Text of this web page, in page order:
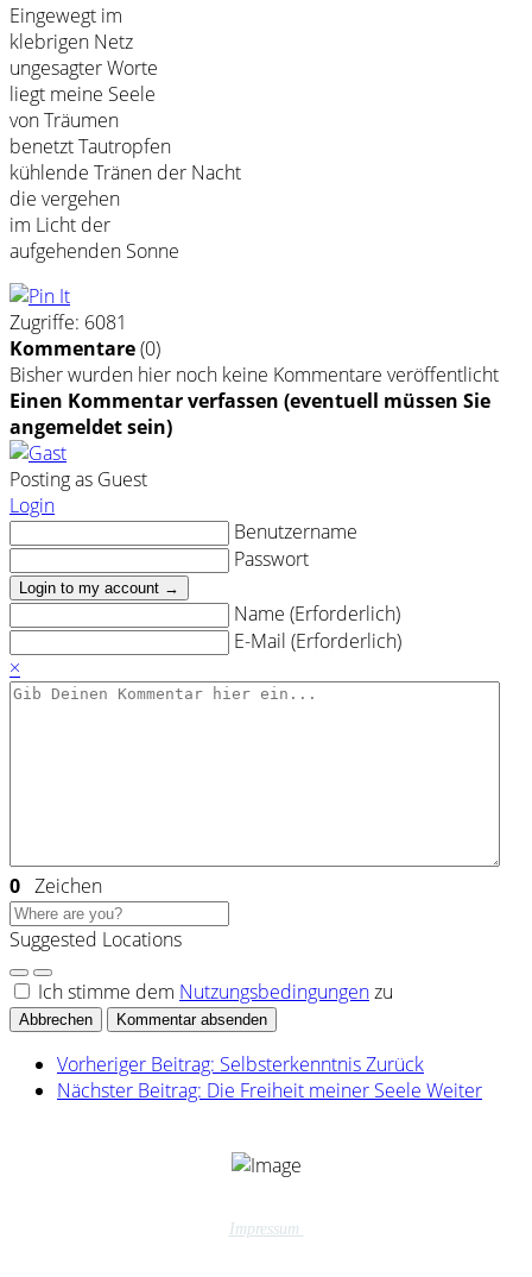
Eingewegt im
klebrigen Netz
ungesagter Worte
liegt meine Seele
von Träumen
benetzt Tautropfen
kühlende Tränen der Nacht
die vergehen
im Licht der
aufgehenden Sonne
Zugriffe: 6081
Kommentare(0)
Bisher wurden hier noch keine Kommentare veröffentlicht
Einen Kommentar verfassen (eventuell müssen Sie
angemeldet sein)
Posting as Guest
Login
Benutzername
Passwort
Login to my account →
Name (Erforderlich)
E-Mail (Erforderlich)
×
0 Zeichen
Suggested Locations
Ich stimme dem Nutzungsbedingungenzu
Abbrechen Kommentar absenden
Vorheriger Beitrag: SelbsterkenntnisZurück
Nächster Beitrag: Die Freiheit meiner Seele Weiter
Impressum